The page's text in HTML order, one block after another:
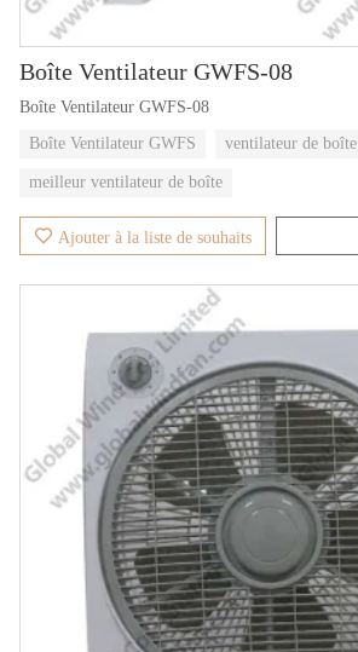
Boîte Ventilateur GWFS-08
Boîte Ventilateur GWFS-08
Boîte Ventilateur GWFS
ventilateur de boîte
meilleur ventilateur de boîte
Ajouter à la liste de souhaits